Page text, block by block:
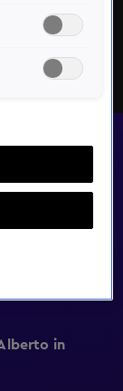
nog
van
in